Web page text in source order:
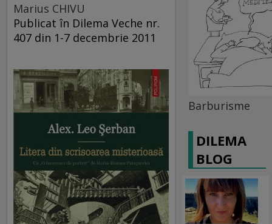
Marius CHIVU
Publicat în Dilema Veche nr.
407 din 1-7 decembrie 2011
Barburisme
DILEMA
BLOG